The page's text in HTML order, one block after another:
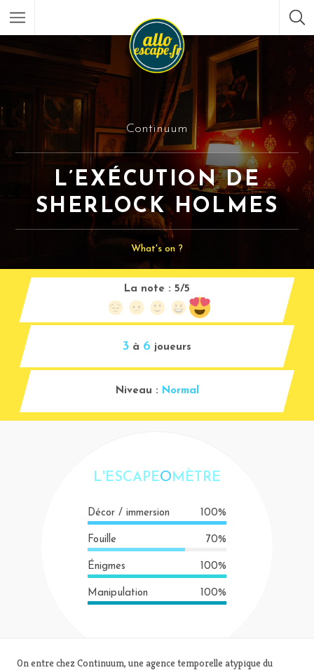
Continuum
L’EXÉCUTION DE
SHERLOCK HOLMES
What's on ?
3 à 6 joueurs
La note : 5/5
Niveau : Normal
L'ESCAPEOMÈTRE
Décor / immersion 100%
Fouille 70%
Énigmes 100%
Manipulation 100%
On entre chez Continuum, une agence temporelle atypique du